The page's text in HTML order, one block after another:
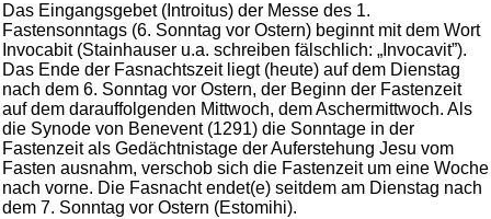
Das Eingangsgebet (Introitus) der Messe des 1.
Fastensonntags (6. Sonntag vor Ostern) beginnt mit dem Wort
Invocabit (Stainhauser u.a. schreiben fälschlich: „Invocavit”).
Das Ende der Fasnachtszeit liegt (heute) auf dem Dienstag
nach dem 6. Sonntag vor Ostern, der Beginn der Fastenzeit
auf dem darauffolgenden Mittwoch, dem Aschermittwoch. Als
die Synode von Benevent (1291) die Sonntage in der
Fastenzeit als Gedächtnistage der Auferstehung Jesu vom
Fasten ausnahm, verschob sich die Fastenzeit um eine Woche
nach vorne. Die Fasnacht endet(e) seitdem am Dienstag nach
dem 7. Sonntag vor Ostern (Estomihi).